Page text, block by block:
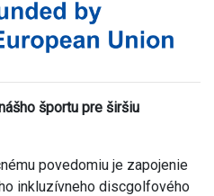
športu pre širšiu
povedomiu je zapojenie
inkluzívneho discgolfového